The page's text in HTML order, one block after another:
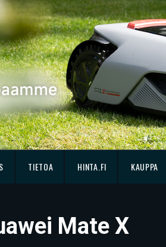
TIETOA HINTA.FI KAUPPA
Mate X